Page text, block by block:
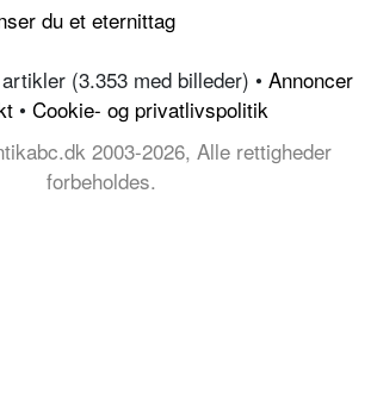
du et eternittag
(3.353 med billeder) • Annoncer
• Cookie- og privatlivspolitik
2003-2026, Alle rettigheder
forbeholdes.